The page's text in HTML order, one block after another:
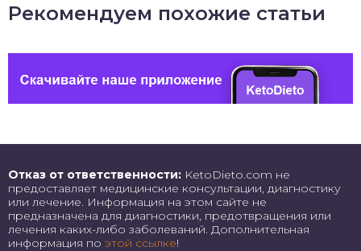
Рекомендуем похожие статьи
Отказ от ответственности: KetoDieto.com не
предоставляет медицинские консультации, диагностику
или лечение. Информация на этом сайте не
предназначена для диагностики, предотвращения или
лечения каких-либо заболеваний. Дополнительная
информация по этой ссылке!